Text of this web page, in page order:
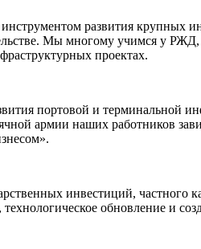
развития крупных
Мы многому учимся у
проектах.
портовой и терминальной
армии наших работников
инвестиций, частного
обновление и